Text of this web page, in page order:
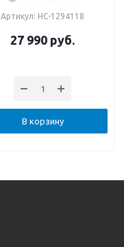
Артикул: НС-1294118
27 990 руб.
В корзину